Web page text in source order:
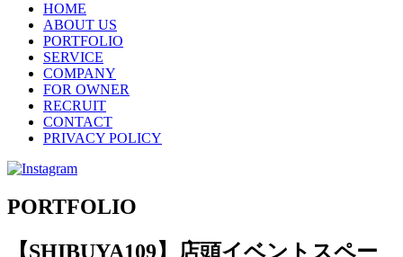
HOME
ABOUT US
PORTFOLIO
SERVICE
COMPANY
FOR OWNER
RECRUIT
CONTACT
PRIVACY POLICY
PORTFOLIO
【SHIBUYA109】店頭イベントスペー